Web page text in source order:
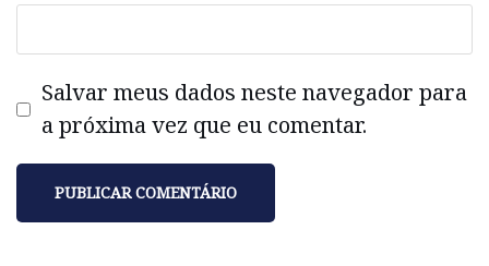
Salvar meus dados neste navegador para
a próxima vez que eu comentar.